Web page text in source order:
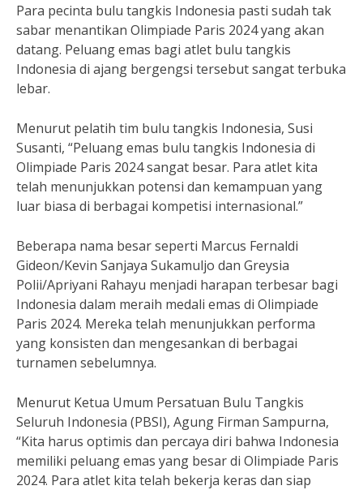
Para pecinta bulu tangkis Indonesia pasti sudah tak
sabar menantikan Olimpiade Paris 2024 yang akan
datang. Peluang emas bagi atlet bulu tangkis
Indonesia di ajang bergengsi tersebut sangat terbuka
lebar.
Menurut pelatih tim bulu tangkis Indonesia, Susi
Susanti, “Peluang emas bulu tangkis Indonesia di
Olimpiade Paris 2024 sangat besar. Para atlet kita
telah menunjukkan potensi dan kemampuan yang
luar biasa di berbagai kompetisi internasional.”
Beberapa nama besar seperti Marcus Fernaldi
Gideon/Kevin Sanjaya Sukamuljo dan Greysia
Polii/Apriyani Rahayu menjadi harapan terbesar bagi
Indonesia dalam meraih medali emas di Olimpiade
Paris 2024. Mereka telah menunjukkan performa
yang konsisten dan mengesankan di berbagai
turnamen sebelumnya.
Menurut Ketua Umum Persatuan Bulu Tangkis
Seluruh Indonesia (PBSI), Agung Firman Sampurna,
“Kita harus optimis dan percaya diri bahwa Indonesia
memiliki peluang emas yang besar di Olimpiade Paris
2024. Para atlet kita telah bekerja keras dan siap